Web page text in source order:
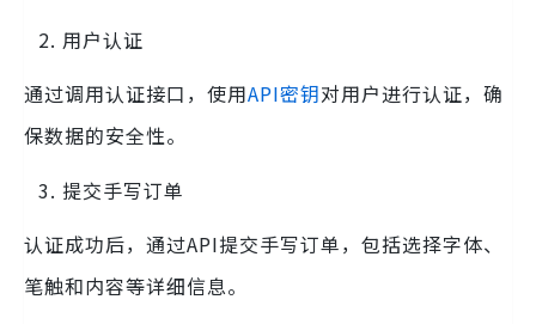
用户认证
通过调用认证接口，使用API密钥对用户进行认证，确
保数据的安全性。
提交手写订单
认证成功后，通过API提交手写订单，包括选择字体、
笔触和内容等详细信息。